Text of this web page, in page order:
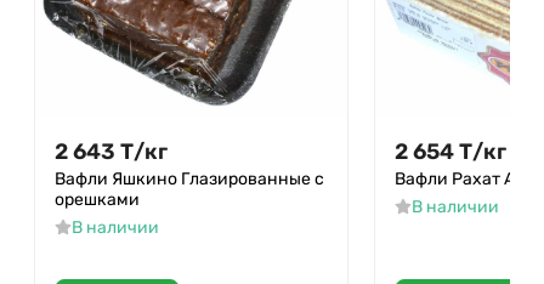
2 643 Т/кг
Вафли Яшкино Глазированные с
орешками
В наличии
2 654Т/кг
Вафли Рахат
В наличии